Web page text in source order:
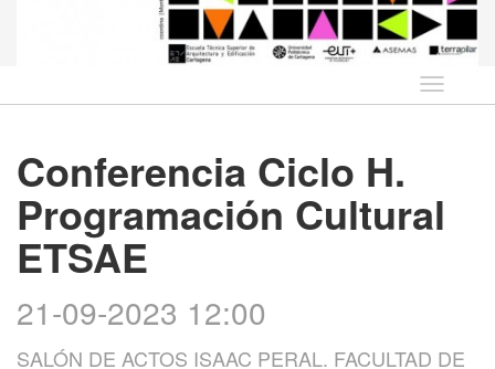
Idioma
Conferencia Ciclo H.
Programación Cultural
ETSAE
21-09-2023 12:00
SALÓN DE ACTOS ISAAC PERAL. FACULTAD DE